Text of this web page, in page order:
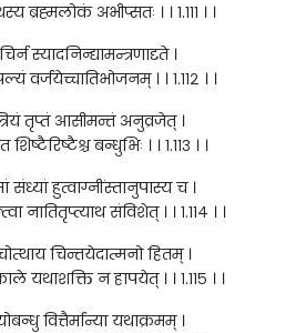
ब्रह्मलोकं अभीप्सतः । । १.१११ । ।
स्यादनिन्द्यामन्त्रणादृते ।
वर्जयेच्चातिभोजनम् । । १.११२ । ।
तृप्तं आसीमन्तं अनुव्रजेत् ।
बन्धुभिः । । १.११३ । ।
संध्यां हुत्वाग्नींस्तानुपास्य च ।
नातितृप्त्याथ संविशेत् । । १.११४ । ।
चिन्तयेदात्मनो हितम् ।
यथाशक्ति न हापयेत् । । १.११५ । ।
वित्तैर्मान्या यथाक्रमम् ।